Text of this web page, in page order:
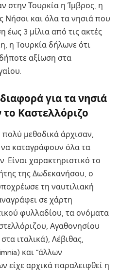
στην Τουρκία η Ίμβρος, η
Νήσοι και όλα τα νησιά που
έως 3 μίλια από τις ακτές
η Τουρκία δήλωνε ότι
αξίωση στα
για τα νησιά
Καστελλόριζο
μεθοδικά άρχισαν,
να καταγράφουν όλα τα
Είναι χαρακτηριστικό το
της Δωδεκανήσου, ο
τη ναυτιλιακή
σε χάρτη
φυλλαδίου, τα ονόματα
Αγαθονησίου
ιταλικά), Λέβιθας,
και “άλλων
είχε αρχικά παραλειφθεί η